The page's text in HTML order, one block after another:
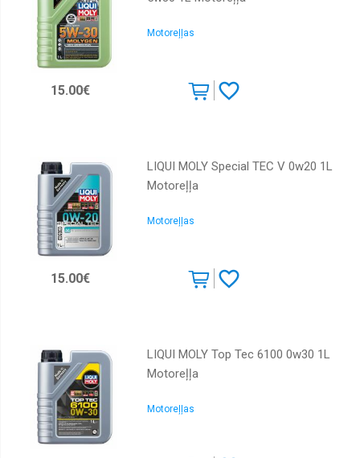
Motoreļļas
15.00€
LIQUI MOLY Special TEC V 0w20 1L
Motoreļļa
Motoreļļas
15.00€
LIQUI MOLY Top Tec 6100 0w30 1L
Motoreļļa
Motoreļļas